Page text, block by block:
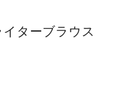
ターブラウス